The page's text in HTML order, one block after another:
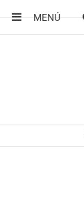
MENÚ